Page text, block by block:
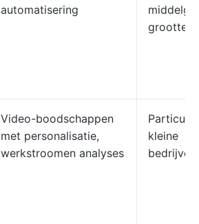
automatisering
grootte
Video-boodschappen
met personalisatie,
werkstroomen analyses
kleine
bedrijven